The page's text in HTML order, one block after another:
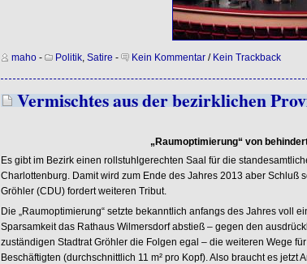
maho- Politik, Satire - Kein Kommentar/ Kein Trackback
Vermischtes aus der bezirklichen
„Raumoptimierung“ von
Es gibt im Bezirk einen rollstuhlgerechten Saal für die
Charlottenburg. Damit wird zum Ende des Jahres 2013 aber Schluß
Gröhler (CDU) fordert weiteren Tribut.
Die „Raumoptimierung“ setzte bekanntlich anfangs des Jahres voll
Sparsamkeit das Rathaus Wilmersdorf abstieß – gegen den
zuständigen Stadtrat Gröhler die Folgen egal – die weiteren Wege
Beschäftigten (durchschnittlich 11 m² pro Kopf). Also braucht es